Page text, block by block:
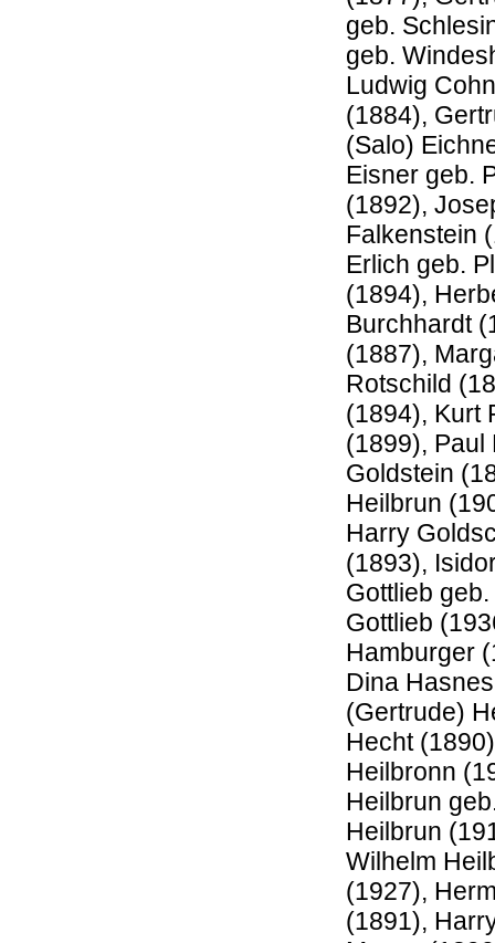
geb.
geb.
Ludwig
(1884),
(Salo)
Eisner geb.
(1892),
Falkenstein
Erlich geb.
(1894),
Burchhardt
(1887),
Rotschild
(1894), Kurt
(1899), Paul
Goldstein
Heilbrun
Harry
(1893),
Gottlieb
Gottlieb
Hamburger
Dina
(Gertrude)
Hecht
Heilbronn
Heilbrun
Heilbrun
Wilhelm
(1927),
(1891),